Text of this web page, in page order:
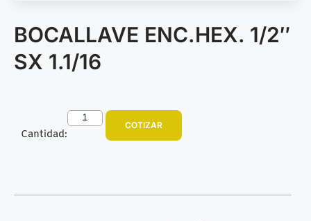
BOCALLAVE ENC.HEX. 1/2″
SX 1.1/16
Cantidad:
COTIZAR